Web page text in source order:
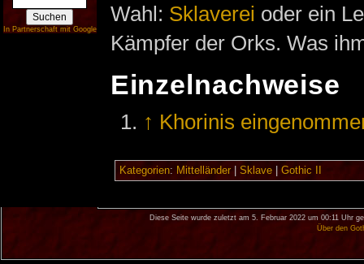
In Partnerschaft mit Google
Wahl: Sklaverei oder ein
Kämpfer der Orks. Was
Einzelnachweise
↑ Khorinis
Kategorien: Mittelländer| Sklave| Gothic II
Diese Seite wurde zuletzt am 5. Februar 2022 um 00:11 Uhr
Über den